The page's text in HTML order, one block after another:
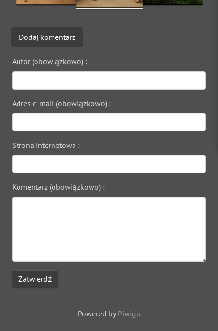
Dodaj komentarz
Autor (obowiązkowo) :
Adres e-mail (obowiązkowo) :
Strona internetowa :
Komentarz (obowiązkowo) :
Zatwierdź
Powered by Piwigo